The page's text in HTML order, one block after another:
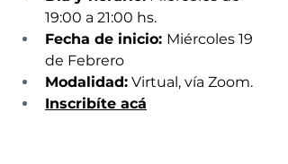
19:00 a 21:00 hs.
Fecha de inicio: Miércoles 19
de Febrero
Modalidad: Virtual, vía Zoom.
Inscribíte acá